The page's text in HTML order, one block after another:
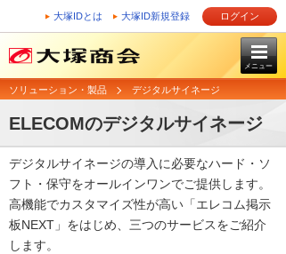
大塚IDとは 大塚ID新規登録 ログイン
メニュー
ソリューション・製品 デジタルサイネージ
ELECOMのデジタルサイネージ
デジタルサイネージの導入に必要なハード・ソ
フト・保守をオールインワンでご提供します。
高機能でカスタマイズ性が高い「エレコム掲示
板NEXT」をはじめ、三つのサービスをご紹介
します。